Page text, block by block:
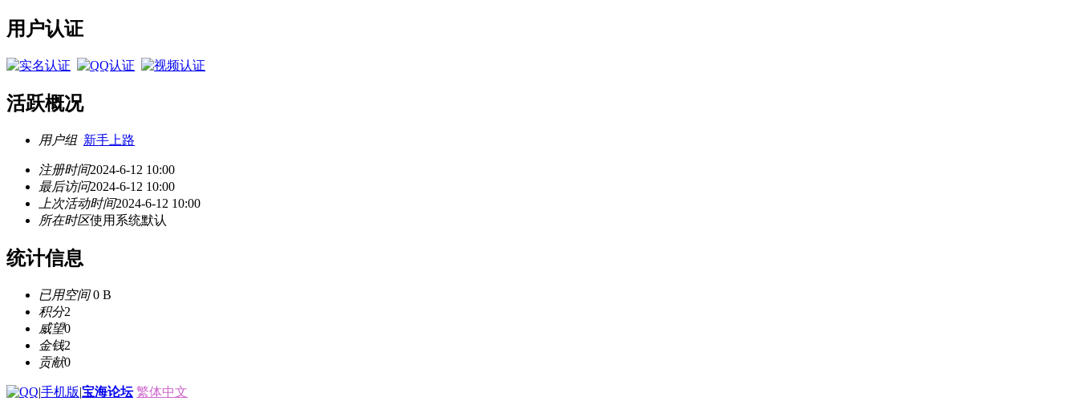
用户认证
活跃概况
用户组 新手上路
注册时间2024-6-12 10:00
最后访问2024-6-12 10:00
上次活动时间2024-6-12 10:00
所在时区使用系统默认
统计信息
已用空间0 B
积分2
威望0
金钱2
贡献0
|手机版|宝海论坛 繁体中文